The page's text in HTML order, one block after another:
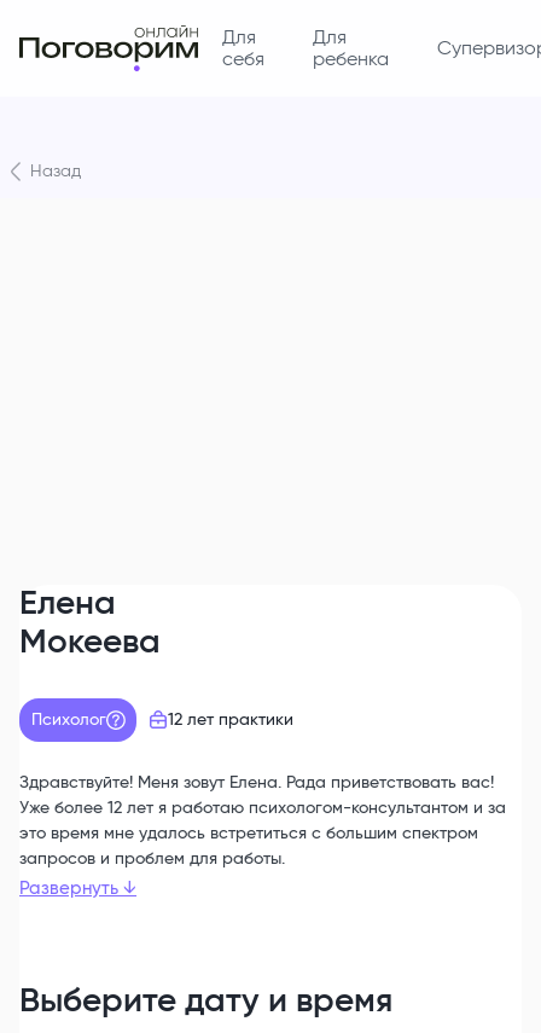
Для
себя
Для
ребенка
Назад
Елена
Мокеева
Психолог 12 летпрактики
Здравствуйте! Меня зовут Елена. Рада приветствовать вас!
Уже более 12 лет я работаю психологом-консультантом и за
это время мне удалось встретиться с большим спектром
запросов и проблем для работы.
Развернуть ↓
Выберите дату и время